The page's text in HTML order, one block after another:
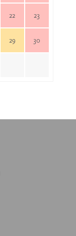
22 23
29 30